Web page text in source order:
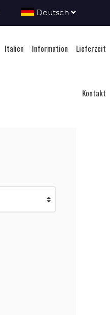
Deutsch
Italien Information Lieferzeit
Kontakt